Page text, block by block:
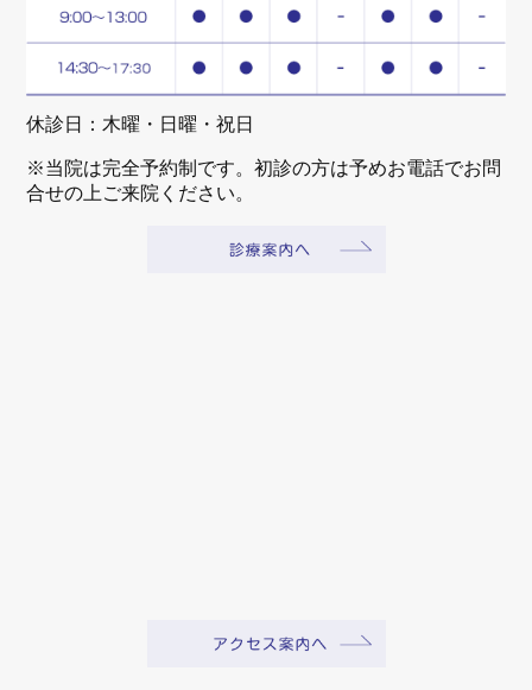
休診日：木曜・日曜・祝日
※当院は完全予約制です。初診の方は予めお電話でお問
合せの上ご来院ください。